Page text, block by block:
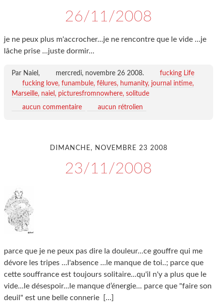
26/11/2008
je ne peux plus m'accrocher...je ne rencontre que le vide ...je
lâche prise ...juste dormir...
Par Naiel, mercredi, novembre 26 2008.
fucking Life
fucking love funambule fêlures humanity journal intime
Marseille naiel picturesfromnowhere solitude
aucun commentaire
aucun rétrolien
DIMANCHE, NOVEMBRE 23 2008
23/11/2008
parce que je ne peux pas dire la douleur...ce gouffre qui me
dévore les tripes ...l'absence ...le manque de toi..; parce que
cette souffrance est toujours solitaire...qu'il n'y a plus que le
vide...le désespoir...le manque d’énergie... parce que "faire son
deuil" est une belle connerie
[…]